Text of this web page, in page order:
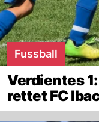
Fussball
Verdientes
rettet FC